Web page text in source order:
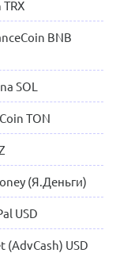
BNB
SOL
TON
(Я.Деньги)
USD
(AdvCash) USD